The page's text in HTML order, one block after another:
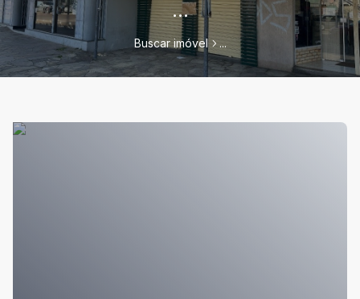
...
Buscar imóvel ...